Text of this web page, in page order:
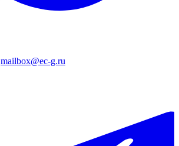
mailbox@ec-g.ru